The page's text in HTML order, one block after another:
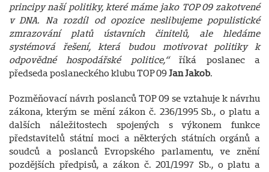
principy naší politiky, které máme jako TOP 09 zakotvené
v DNA. Na rozdíl od opozice neslibujeme populistické
zmrazování platů ústavních činitelů, ale hledáme
systémová řešení, která budou motivovat politiky k
odpovědné hospodářské politice,“říká poslanec a
předseda poslaneckého klubu TOP 09Jan Jakob.
Pozměňovací návrh poslanců TOP 09 se vztahuje k návrhu
zákona, kterým se mění zákon č. 236/1995 Sb., o platu a
dalších náležitostech spojených s výkonem funkce
představitelů státní moci a některých státních orgánů a
soudců a poslanců Evropského parlamentu, ve znění
pozdějších předpisů, a zákon č. 201/1997 Sb., o platu a